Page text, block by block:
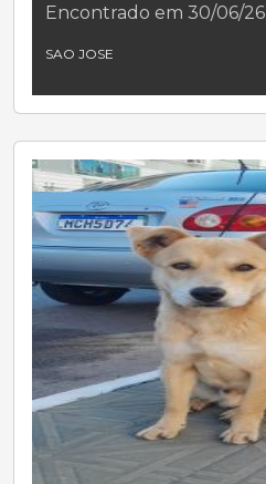
Encontrado em 30/06/26
SAO JOSE